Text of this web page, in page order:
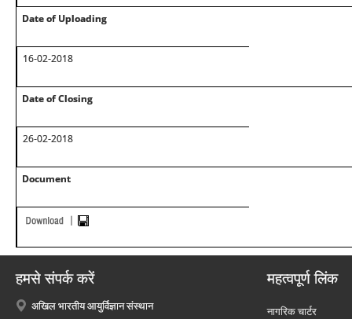
Date of Uploading
16-02-2018
Date of Closing
26-02-2018
Document
हमसे संपर्क करें
अखिल भारतीय आयुर्विज्ञान संस्थान
महत्वपूर्ण लिंक
नागरिक चार्टर